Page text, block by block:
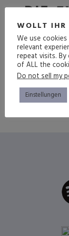
DIE
(mehr …)
WOLLT IHR
We use
relevant
repeat visits.
of ALL the
Do not sell my
Einstellungen